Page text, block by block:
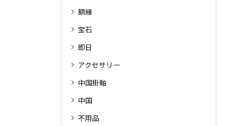
額縁
宝石
即日
アクセサリー
中国掛軸
中国
不用品